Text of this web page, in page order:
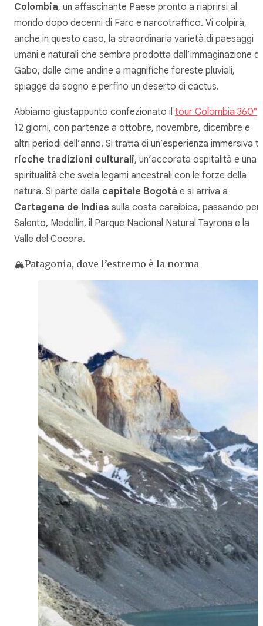
Colombia, un affascinante Paese pronto a riaprirsi al
mondo dopo decenni di Farc e narcotraffico. Vi colpirà,
anche in questo caso, la straordinaria varietà di paesaggi
umani e naturali che sembra prodotta dall’immaginazione di
Gabo, dalle cime andine a magnifiche foreste pluviali,
spiagge da sogno e perfino un deserto di cactus.
Abbiamo giustappunto confezionato il tour Colombia 360°
12 giorni, con partenze a ottobre, novembre, dicembre e
altri periodi dell’anno. Si tratta di un’esperienza immersiva
ricche tradizioni culturali, un’accorata ospitalità e una
spiritualità che svela legami ancestrali con le forze della
natura. Si parte dalla capitale Bogotà e si arriva a
Cartagena de Indias sulla costa caraibica, passando per
Salento, Medellín, il Parque Nacional Natural Tayrona e la
Valle del Cocora.
🏔️Patagonia, dove l’estremo è la norma